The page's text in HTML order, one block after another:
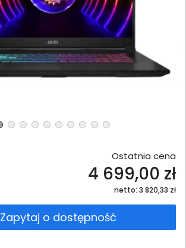
Ostatnia cena
4 699,00 zł
netto: 3 820,33 zł
Zapytaj o dostępność